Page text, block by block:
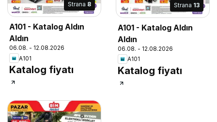
Strana 8
A101 - Katalog Aldın
Aldın
06.08. - 12.08.2026
A101
Katalog fiyatı
Strana 13
A101 - Katalog Aldın
Aldın
06.08. - 12.08.2026
A101
Katalog fiyatı